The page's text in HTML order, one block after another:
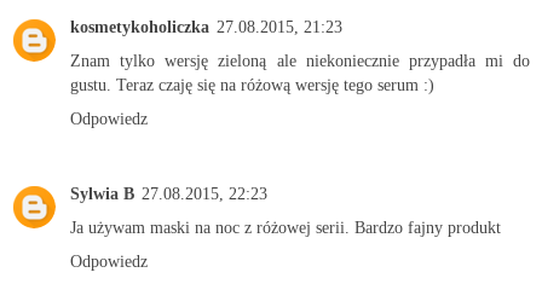
kosmetykoholiczka 27.08.2015, 21:23
Znam tylko wersję zieloną ale niekoniecznie przypadła mi do
gustu. Teraz czaję się na różową wersję tego serum :)
Odpowiedz
Sylwia B 27.08.2015, 22:23
Ja używam maski na noc z różowej serii. Bardzo fajny produkt
Odpowiedz